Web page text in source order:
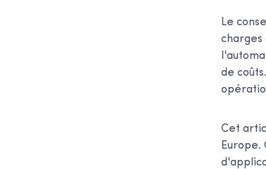
Le
charges
de
Cet